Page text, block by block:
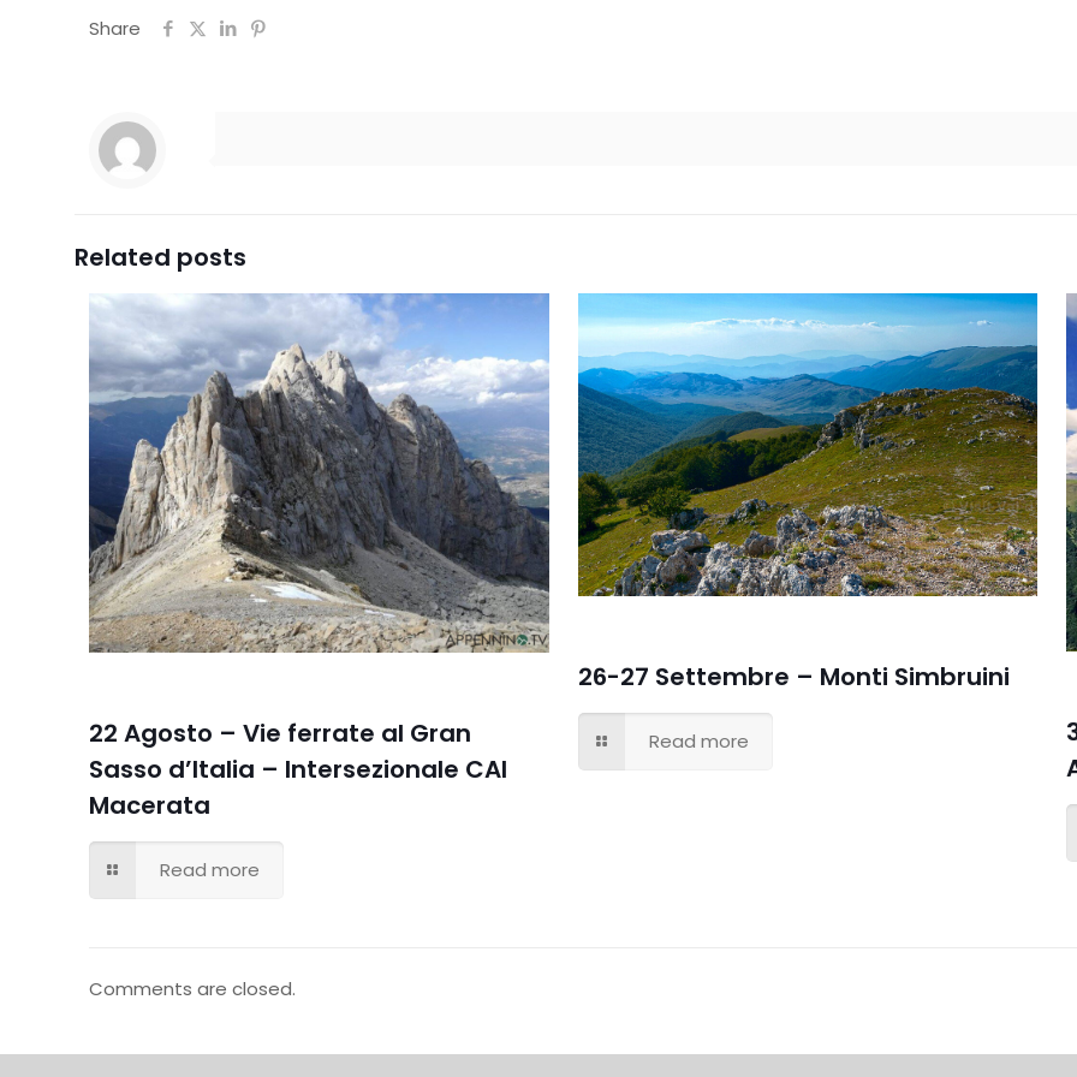
Share
Related posts
22 Agosto – Vie ferrate al Gran
Sasso d’Italia – Intersezionale CAI
Macerata
Read more
26-27 Settembre – Monti Simbruini
Read more
Comments are closed.